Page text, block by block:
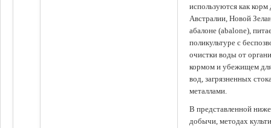
используются как
Австралии, Новой
абалоне (abalone),
поликультуре с
очистки воды от
кормом и убежищем
вод, загрязненных
металлами.
В представленной
добычи, методах